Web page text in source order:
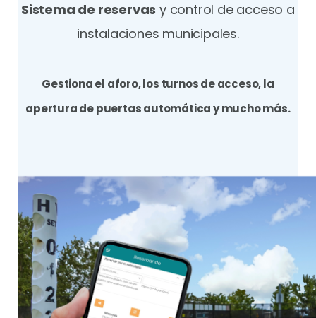
Sistema de reservas y control de acceso a
instalaciones municipales.
Gestiona el aforo, los turnos de acceso, la
apertura de puertas automática y mucho más.